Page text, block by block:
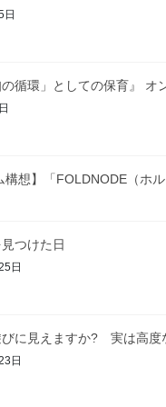
日
の循環」としての保育』 オ
構想】「FOLDNODE（ホル
つけた日
日
びに見えますか? 実は高度
日